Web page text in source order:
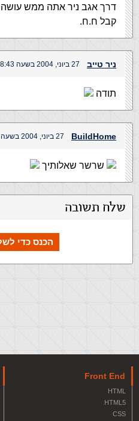
דרך אגב ניר אתה ממש עושה
קבל ח.ח.
ניר טייב 27 ביוני, 2004 בשעה 8:43 pm
תודה
BuildHome 27 ביוני, 2004 בשעה 8:48 pm
שרשר שאלותיך
שלח תשובה
הכנס כדי
Front End
HTML
HTML5
CSS